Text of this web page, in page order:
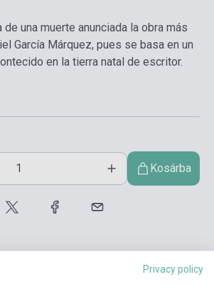
una muerte anunciada la obra más
García Márquez, pues se basa en un
en la tierra natal de escritor.
Kosárba
Privacy policy